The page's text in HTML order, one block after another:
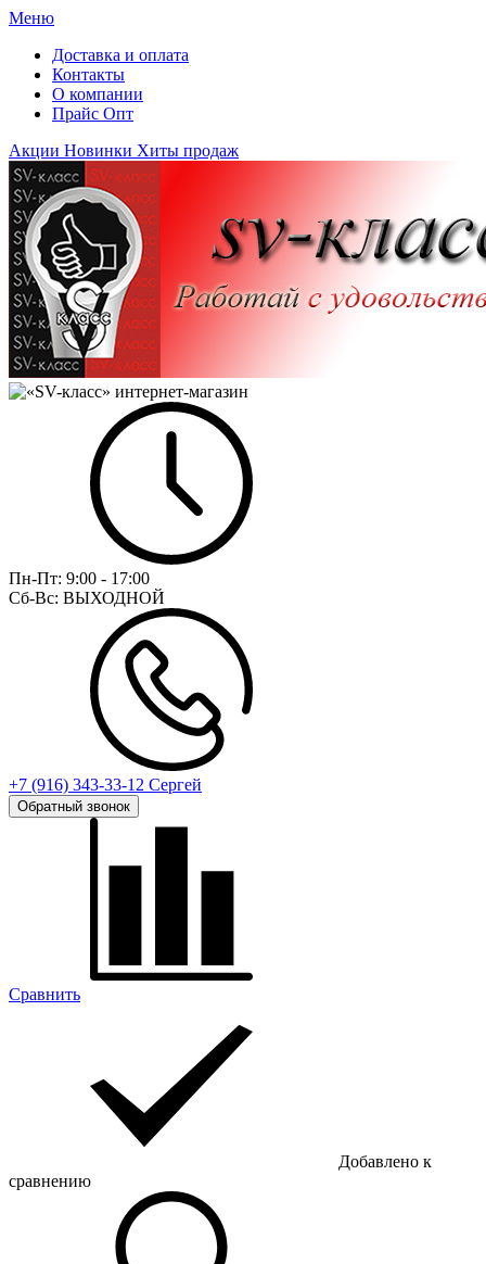
Меню
Доставка и оплата
Контакты
О компании
Прайс Опт
Акции Новинки Хиты продаж
Пн-Пт: 9:00 - 17:00
Сб-Вс: ВЫХОДНОЙ
+7 (916) 343-33-12 Сергей
Обратный звонок
Сравнить
Добавлено к
сравнению